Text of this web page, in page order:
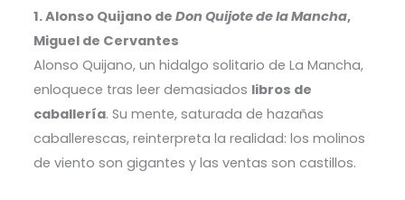
1. Alonso Quijano de Don Quijote de la Mancha,
Miguel de Cervantes
Alonso Quijano, un hidalgo solitario de La Mancha,
enloquece tras leer demasiados libros de
caballería. Su mente, saturada de hazañas
caballerescas, reinterpreta la realidad: los molinos
de viento son gigantes y las ventas son castillos.